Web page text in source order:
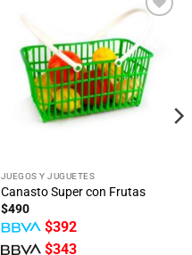
lista
de
deseos
JUEGOS Y JUGUETES
Canasto Super con Frutas
$490
$392
$343